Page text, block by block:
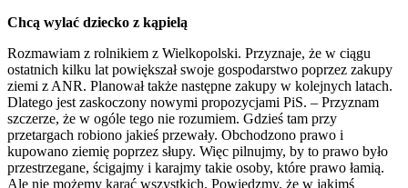
Chcą wylać dziecko z kąpielą
Rozmawiam z rolnikiem z Wielkopolski. Przyznaje, że w ciągu
ostatnich kilku lat powiększał swoje gospodarstwo poprzez zakupy
ziemi z ANR. Planował także następne zakupy w kolejnych latach.
Dlatego jest zaskoczony nowymi propozycjami PiS. – Przyznam
szczerze, że w ogóle tego nie rozumiem. Gdzieś tam przy
przetargach robiono jakieś przewały. Obchodzono prawo i
kupowano ziemię poprzez słupy. Więc pilnujmy, by to prawo było
przestrzegane, ścigajmy i karajmy takie osoby, które prawo łamią.
Ale nie możemy karać wszystkich. Powiedzmy, że w jakimś